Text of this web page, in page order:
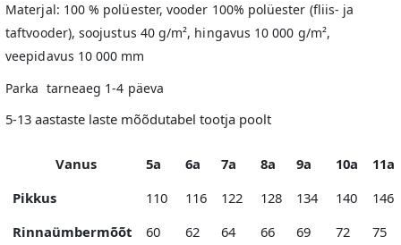
Materjal: 100 % polüester, vooder 100% polüester (fliis- ja
taftvooder), soojustus 40 g/m², hingavus 10 000 g/m²,
veepidavus 10 000 mm
Parka tarneaeg 1-4 päeva
5-13 aastaste laste mõõdutabel tootja poolt
Vanus 5a 6a 7a 8a 9a 10a
11a
Pikkus
110 116 122 128 134 140
146
Rinnaümbermõõt
60 62 64 66 69 72
75